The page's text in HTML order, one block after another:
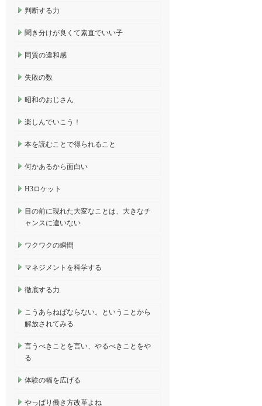
判断する力
聞き分けが良くて素直でいい子
同質の違和感
失敗の数
昭和のおじさん
楽しんでいこう！
本を読むことで得られること
何かあるから面白い
H3ロケット
目の前に現れた大変なことは、大きなチ
ャンスに違いない
ワクワクの瞬間
マネジメントを科学する
徹底する力
こうあらねばならない。ということから
解放されてみる
言うべきことを言い、やるべきことをや
る
体験の幅を広げる
やっぱり働き方改革よね